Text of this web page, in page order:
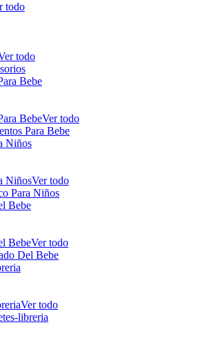
todo
todo
Bebe
BebeVer todo
Para Bebe
Niños
NiñosVer todo
Para Niños
Bebe
BebeVer todo
Del Bebe
Ver todo
libreria